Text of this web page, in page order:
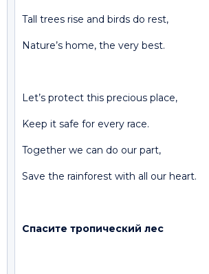
Tall trees rise and birds do rest,
Nature’s home, the very best.
Let’s protect this precious place,
Keep it safe for every race.
Together we can do our part,
Save the rainforest with all our heart.
Спасите тропический лес